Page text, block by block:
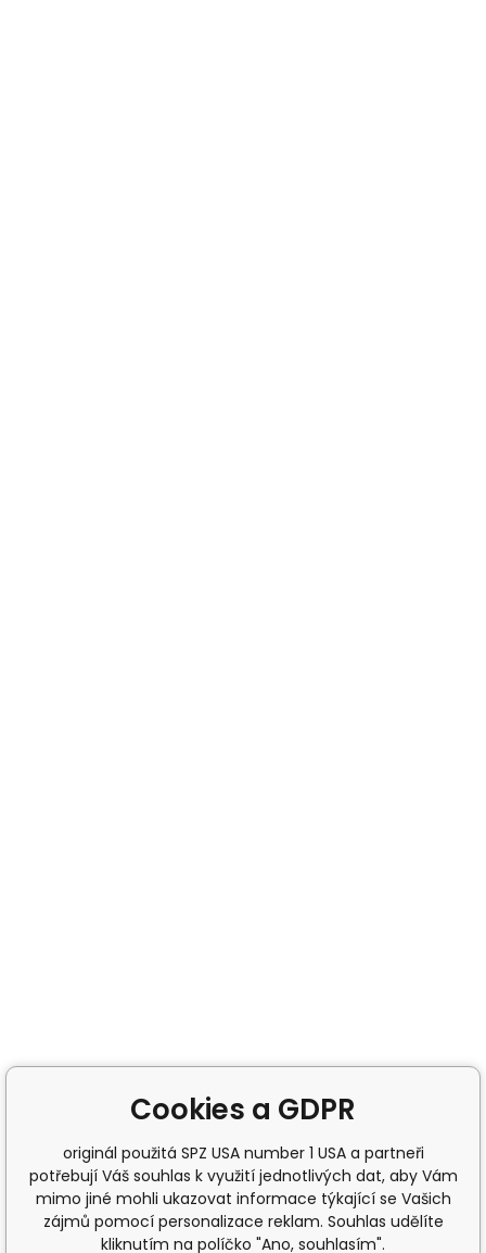
Cookies a GDPR
originál použitá SPZ USA number 1 USA a partneři
potřebují Váš souhlas k využití jednotlivých dat, aby Vám
mimo jiné mohli ukazovat informace týkající se Vašich
zájmů pomocí personalizace reklam. Souhlas udělíte
kliknutím na políčko "Ano, souhlasím".